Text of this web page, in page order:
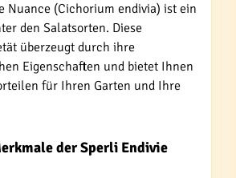
Nuance (Cichorium endivia) ist ein
den Salatsorten. Diese
überzeugt durch ihre
Eigenschaften und bietet Ihnen
für Ihren Garten und Ihre
der Sperli Endivie